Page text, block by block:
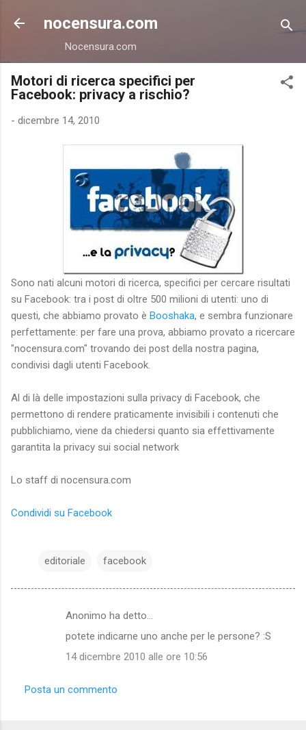
Passa ai contenuti principali
nocensura.com
Nocensura.com
Motori di ricerca specifici per
Facebook: privacy a rischio?
- dicembre 14, 2010
Sono nati alcuni motori di ricerca, specifici per cercare risultati
su Facebook: tra i post di oltre 500 milioni di utenti: uno di
questi, che abbiamo provato è Booshaka, e sembra funzionare
perfettamente: per fare una prova, abbiamo provato a ricercare
"nocensura.com" trovando dei post della nostra pagina,
condivisi dagli utenti Facebook.
Al di là delle impostazioni sulla privacy di Facebook, che
permettono di rendere praticamente invisibili i contenuti che
pubblichiamo, viene da chiedersi quanto sia effettivamente
garantita la privacy sui social network
Lo staff di nocensura.com
Condividi su Facebook
editoriale facebook
Anonimo ha detto…
potete indicarne uno anche per le persone? :S
14 dicembre 2010 alle ore 10:56
Posta un commento